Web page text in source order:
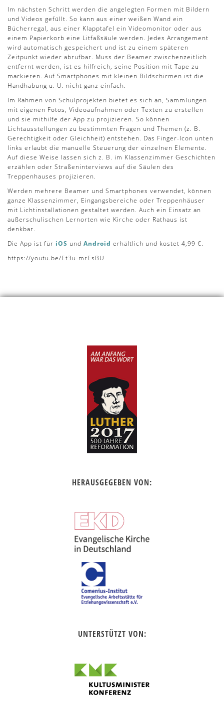
Im nächsten Schritt werden die angelegten Formen mit Bildern
und Videos gefüllt. So kann aus einer weißen Wand ein
Bücherregal, aus einer Klapptafel ein Videomonitor oder aus
einem Papierkorb eine Litfaßsäule werden. Jedes Arrangement
wird automatisch gespeichert und ist zu einem späteren
Zeitpunkt wieder abrufbar. Muss der Beamer zwischenzeitlich
entfernt werden, ist es hilfreich, seine Position mit Tape zu
markieren. Auf Smartphones mit kleinen Bildschirmen ist die
Handhabung u. U. nicht ganz einfach.
Im Rahmen von Schulprojekten bietet es sich an, Sammlungen
mit eigenen Fotos, Videoaufnahmen oder Texten zu erstellen
und sie mithilfe der App zu projizieren. So können
Lichtausstellungen zu bestimmten Fragen und Themen (z. B.
Gerechtigkeit oder Gleichheit) entstehen. Das Finger-Icon unten
links erlaubt die manuelle Steuerung der einzelnen Elemente.
Auf diese Weise lassen sich z. B. im Klassenzimmer Geschichten
erzählen oder Straßeninterviews auf die Säulen des
Treppenhauses projizieren.
Werden mehrere Beamer und Smartphones verwendet, können
ganze Klassenzimmer, Eingangsbereiche oder Treppenhäuser
mit Lichtinstallationen gestaltet werden. Auch ein Einsatz an
außerschulischen Lernorten wie Kirche oder Rathaus ist
denkbar.
Die App ist für iOS und Android erhältlich und kostet 4,99 €.
https://youtu.be/Et3u-mrEsBU
HERAUSGEGEBEN VON:
UNTERSTÜTZT VON: